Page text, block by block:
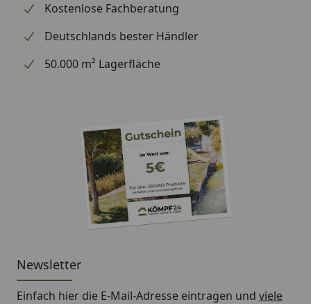
Kostenlose Fachberatung
Deutschlands bester Händler
50.000 m² Lagerfläche
Newsletter
Einfach hier die E-Mail-Adresse eintragen und viele